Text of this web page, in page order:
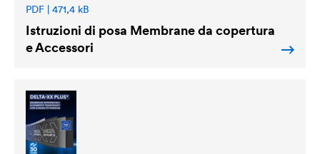
PDF | 471,4 kB
Istruzioni di posa Membrane da copertura
e Accessori